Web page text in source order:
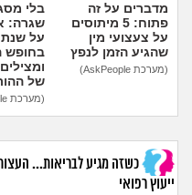
מדברים על זה
פתוח: 5 מיתוסים
על צעצועי מין
שהגיע הזמן לנפץ
(מערכת AskPeople)
בלי
שגרה:
על שנת
בחופש
של
(מערכת AskPeople)
כשזה מגיע לבריאות...
ייעוץ רפואי